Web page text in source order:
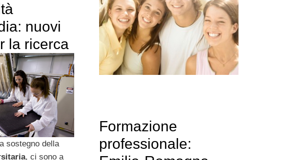
nuovi
la ricerca
sostegno della
, ci sono a
Formazione
professionale: